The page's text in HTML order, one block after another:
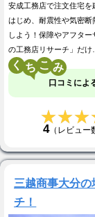
安成工務店で注文住宅
はじめ、耐震性や気密断
しよう！保障やアフタ
の工務店リサーチ」だけ…
く こ
口コミによ
4（レビュー
三越商事大分
チ！